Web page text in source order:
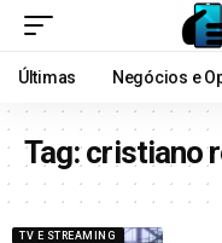
Últimas Negócios e
Tag:cristiano
TV E STREAMING